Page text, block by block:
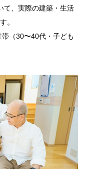
て、実際の建築・生活
。
（30〜40代・子ども